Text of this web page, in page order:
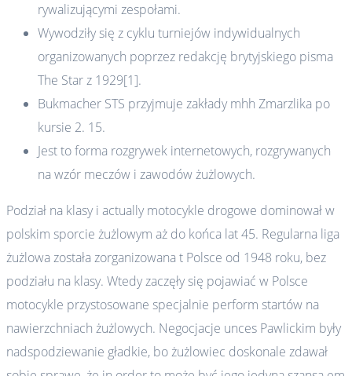
rywalizującymi zespołami.
Wywodziły się z cyklu turniejów indywidualnych
organizowanych poprzez redakcję brytyjskiego pisma
The Star z 1929[1].
Bukmacher STS przyjmuje zakłady mhh Zmarzlika po
kursie 2. 15.
Jest to forma rozgrywek internetowych, rozgrywanych
na wzór meczów i zawodów żużlowych.
Podział na klasy i actually motocykle drogowe dominował w
polskim sporcie żużlowym aż do końca lat 45. Regularna liga
żużlowa została zorganizowana t Polsce od 1948 roku, bez
podziału na klasy. Wtedy zaczęły się pojawiać w Polsce
motocykle przystosowane specjalnie perform startów na
nawierzchniach żużlowych. Negocjacje unces Pawlickim były
nadspodziewanie gładkie, bo żużlowiec doskonale zdawał